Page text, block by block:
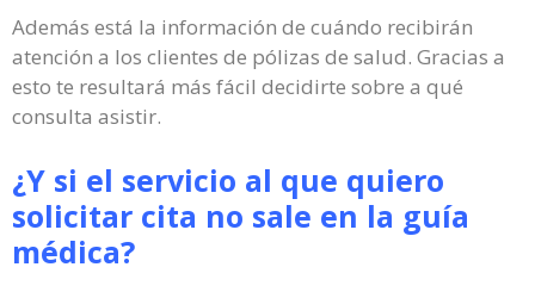
Además está la información de cuándo recibirán
atención a los clientes de pólizas de salud. Gracias a
esto te resultará más fácil decidirte sobre a qué
consulta asistir.
¿Y si el servicio al que quiero
solicitar cita no sale en la guía
médica?